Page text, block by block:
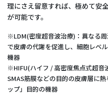
理にさえ留意すれば、極めて安
が可能です。
※LDM(密度超音波治療)：異なる
で皮膚の代謝を促進し、細胞レベ
機器
※HIFU(ハイフ / 高密度焦点式超音
SMAS筋膜などの目的の皮膚層に
ップ」目的の機器